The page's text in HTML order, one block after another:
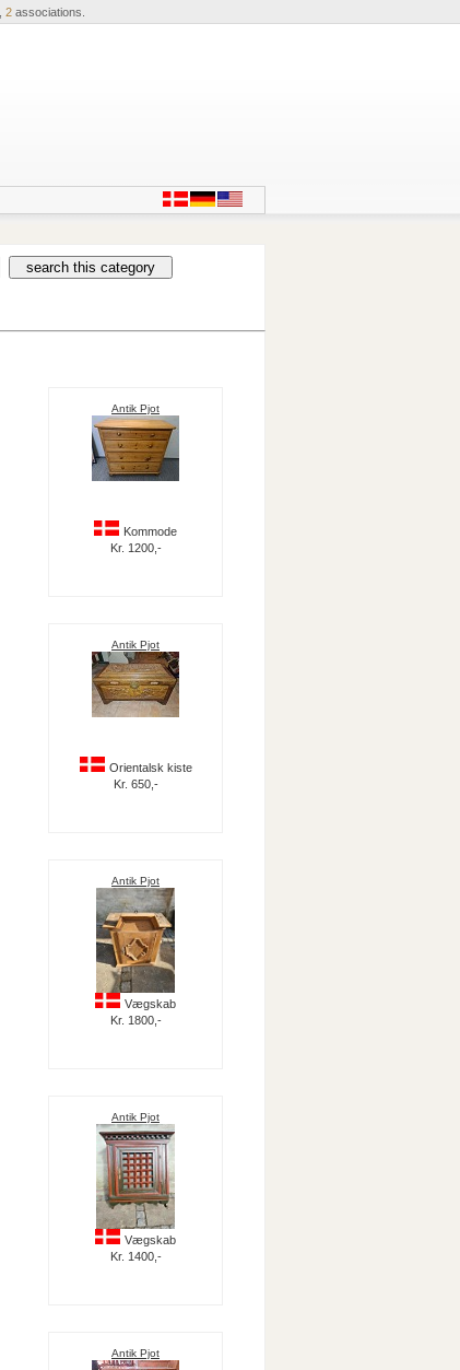
2 associations.
Antik Pjot
Kommode
Kr. 1200,-
Antik Pjot
Orientalsk kiste
Kr. 650,-
Antik Pjot
Vægskab
Kr. 1800,-
Antik Pjot
Vægskab
Kr. 1400,-
Antik Pjot